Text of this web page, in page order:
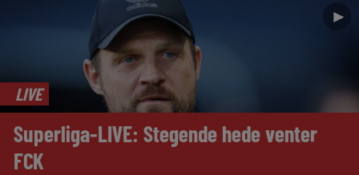
►
LIVE
Superliga-LIVE: Stegende hede venter
FCK